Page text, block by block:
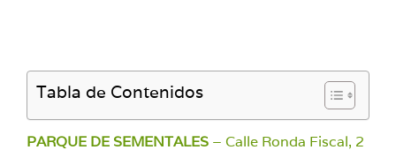
Tabla de Contenidos
PARQUE DE SEMENTALES – Calle Ronda Fiscal, 2